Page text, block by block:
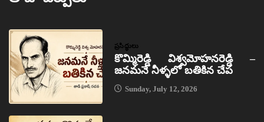
ప్రసిద్ధులు
కొమ్మిరెడ్డి విశ్వమోహనరెడ్డి –
జనమనే నీళ్ళలో బతికిన చేప
Sunday, July 12, 2026